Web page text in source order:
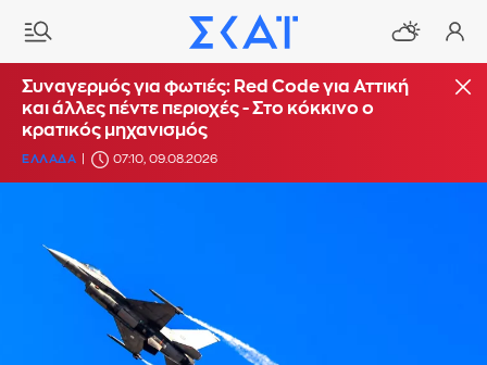
Συναγερμός για φωτιές: Red Code για Αττική
και άλλες πέντε περιοχές - Στο κόκκινο ο
κρατικός μηχανισμός
ΕΛΛΑΔΑ 07:10, 09.08.2026